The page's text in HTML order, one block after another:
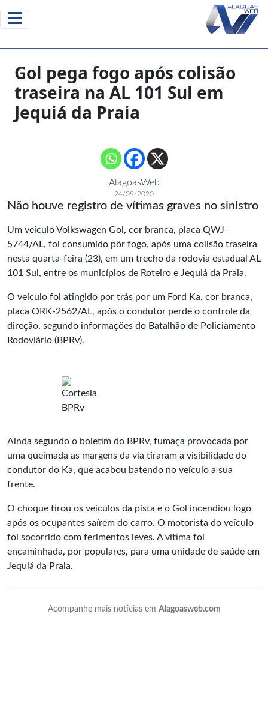
Gol pega fogo após colisão
traseira na AL 101 Sul em
Jequiá da Praia
AlagoasWeb
24/09/2020
Não houve registro de vítimas graves no sinistro
Um veículo Volkswagen Gol, cor branca, placa QWJ-
5744/AL, foi consumido pôr fogo, após uma colisão traseira
nesta quarta-feira (23), em um trecho da rodovia estadual AL
101 Sul, entre os municípios de Roteiro e Jequiá da Praia.
O veículo foi atingido por trás por um Ford Ka, cor branca,
placa ORK-2562/AL, após o condutor perde o controle da
direção, segundo informações do Batalhão de Policiamento
Rodoviário (BPRv).
Ainda segundo o boletim do BPRv, fumaça provocada por
uma queimada as margens da via tiraram a visibilidade do
condutor do Ka, que acabou batendo no veículo a sua
frente.
O choque tirou os veículos da pista e o Gol incendiou logo
após os ocupantes saírem do carro. O motorista do veículo
foi socorrido com ferimentos leves. A vítima foi
encaminhada, por populares, para uma unidade de saúde em
Jequiá da Praia.
Acompanhe mais notícias em Alagoasweb.com